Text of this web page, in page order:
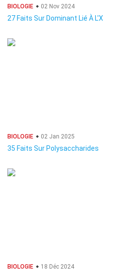
BIOLOGIE 02 Nov 2024
27 Faits Sur Dominant Lié À L'X
BIOLOGIE 02 Jan 2025
35 Faits Sur Polysaccharides
BIOLOGIE 18 Déc 2024